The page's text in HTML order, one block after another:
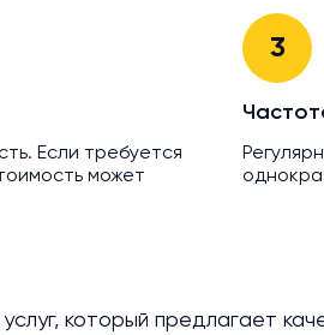
Если требуется
может
3
который предлагает